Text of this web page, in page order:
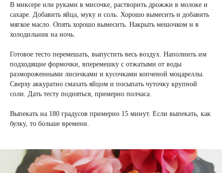
В миксере или руками в мисочке, растворить дрожжи в молоке и
сахаре. Добавить яйца, муку и соль. Хорошо вымесить и добавить
мягкое масло. Опять хорошо вымесить. Накрыть мешочком и в
холодильник на ночь.
Готовое тесто перемешать, выпустить весь воздух. Наполнить им
подходящие формочки, вперемешку с отжатыми от воды
размороженными лисичками и кусочками копченой моцареллы.
Сверху аккуратно смазать яйцом и посыпать чуточку крупной
соли. Дать тесту подняться, примерно полчаса.
Выпекать на 180 градусов примерно 15 минут. Если выпекать, как
булку, то больше времени.